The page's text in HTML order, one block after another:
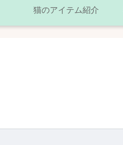
猫のアイテム紹介